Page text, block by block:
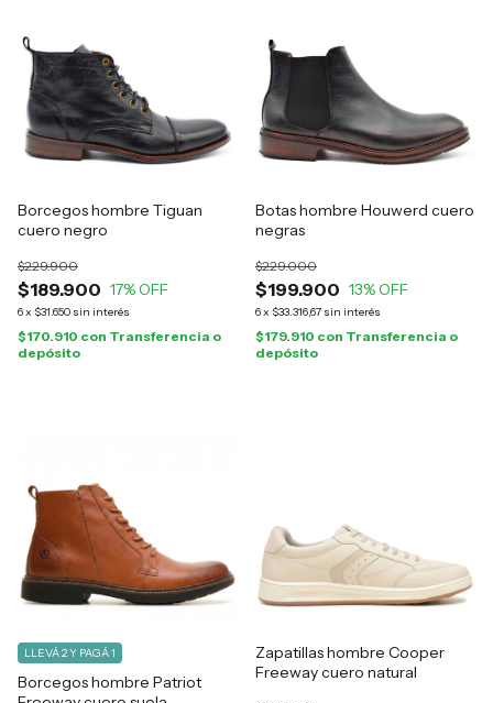
Borcegos hombre Tiguan
cuero negro
$189.900
$229.900
17% OFF
6x $31.650 sin interés
$170.910 con Transferencia o
depósito
Botas hombre Houwerd cuero
negras
$199.900
$229.000
13% OFF
6x $33.316,67 sin interés
$179.910 con Transferencia o
depósito
Borcegos hombre Patriot
LLEVÁ 2 Y PAGÁ 1
Zapatillas hombre Cooper
Freeway cuero natural